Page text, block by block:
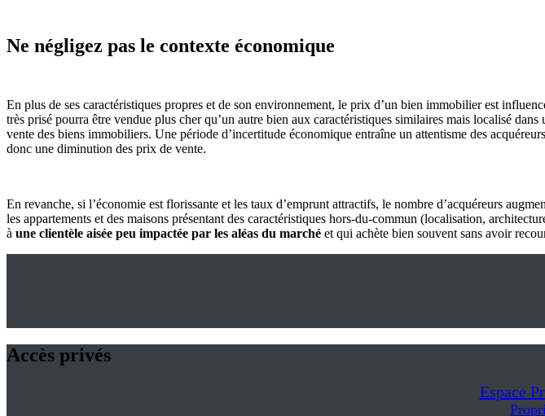
Ne négligez pas le contexte économique
En plus de ses caractéristiques propres et de son environnement, le prix d’un bien immobilier est
très prisé pourra être vendue plus cher qu’un autre bien aux caractéristiques similaires mais localisé
vente des biens immobiliers. Une période d’incertitude économique entraîne un attentisme des
donc une diminution des prix de vente.
En revanche, si l’économie est florissante et les taux d’emprunt attractifs, le nombre d’acquéreurs
les appartements et des maisons présentant des caractéristiques hors-du-commun (localisation,
à une clientèle aisée peu impactée par les aléas du marché et qui achète bien souvent sans avoir
Accès privés
Espace